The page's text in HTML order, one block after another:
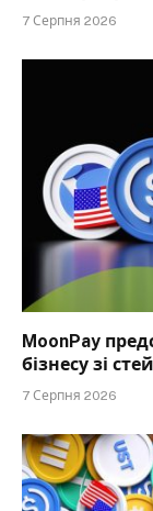
7 Серпня 2026
MoonPay
бізнесу зі
7 Серпня 2026